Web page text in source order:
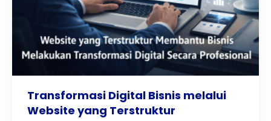
Transformasi Digital Bisnis melalui
Website yang Terstruktur